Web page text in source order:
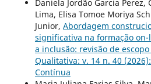
Daniela Jordão Garcia Perez,
Lima, Elisa Tomoe Moriya
Junior, Abordagem
significativa na formação
a inclusão: revisão de escopo
Qualitativa: v. 14 n. 40
Contínua